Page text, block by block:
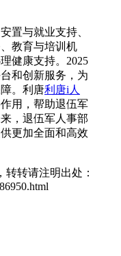
置与就业支持、
教育与培训机
健康支持。2025
和创新服务，为
。利唐利唐i人
用，帮助退伍军
，退伍军人事部
更加全面和高效
转转请注明出处：